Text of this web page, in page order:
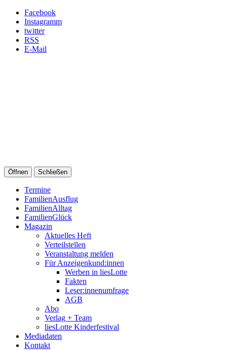
Facebook
Instagramm
twitter
RSS
E-Mail
Öffnen Schließen
Termine
FamilienAusflug
FamilienAlltag
FamilienGlück
Magazin
Aktuelles Heft
Verteilstellen
Veranstaltung melden
Für Anzeigenkund:innen
Werben in liesLotte
Fakten
Leser:innenumfrage
AGB
Abo
Verlag + Team
liesLotte Kinderfestival
Mediadaten
Kontakt